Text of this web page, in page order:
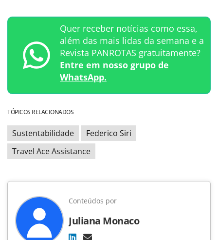
Quer receber notícias como essa,
além das mais lidas da semana e a
Revista PANROTAS gratuitamente?
Entre em nosso grupo de
WhatsApp.
TÓPICOS RELACIONADOS
Sustentabilidade
Federico Siri
Travel Ace Assistance
Conteúdos por
Juliana Monaco